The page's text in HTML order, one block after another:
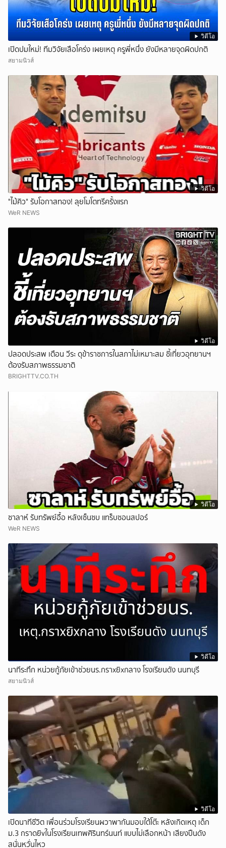
วิดีโอ
เปิดปมใหม่! ทีมวิจัยเสือโคร่ง เผยเหตุ ครูพี่หนึ่ง ยังมีหลายจุดผิดปกติ
สยามนิวส์
วิดีโอ
"ไม้คิว" รับโอกาสทอง! ลุยโมโตทรีครั้งแรก
WeR NEWS
วิดีโอ
ปลอดประสพ เตือน วีระ ดุข้าราชการในสภาไม่เหมาะสม ชี้เที่ยวอุทยานฯ
ต้องรับสภาพธรรมชาติ
BRIGHTTV.CO.TH
วิดีโอ
ซาลาห์ รับทรัพย์อื้อ หลังเซ็นซบ แทร็บซอนสปอร์
WeR NEWS
วิดีโอ
นาทีระทึก หน่วยกู้ภัยเข้าช่วยนร.กราxยิxกลาง โรงเรียนดัง นนทบุรี
สยามนิวส์
วิดีโอ
เปิดนาทีชีวิต เพื่อนร่วมโรงเรียนผวาพากันมอบใต้โต๊ะ หลังเกิดเหตุ เด็ก
ม.3 กราดยิvในโรงเรียนเทพศิรินทร์นนท์ แบบไม่เลือกหน้า เสียงปืนดัง
สนั่นหวั่นไหว